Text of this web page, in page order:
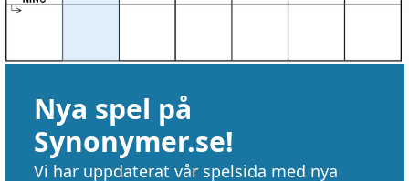
Nya spel på
Synonymer.se!
Vi har uppdaterat vår spelsida med nya